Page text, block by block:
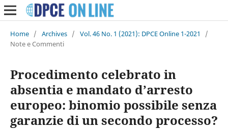
Home / Archives / Vol. 46 No. 1 (2021): DPCE Online 1-2021
/
Note e Commenti
Procedimento celebrato in
absentia e mandato d’arresto
europeo: binomio possibile senza
garanzie di un secondo processo?